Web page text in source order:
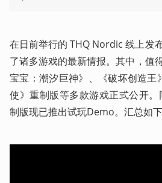
在日前举行的 THQ Nordic 线上发
了诸多游戏的最新情报。其中，值
宝宝：潮汐巨神》、《破坏创造王
使》重制版等多款游戏正式公开
制版现已推出试玩Demo。汇总如下